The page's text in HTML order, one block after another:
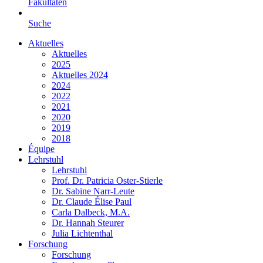
Fakultäten
Suche
Aktuelles
Aktuelles
2025
Aktuelles 2024
2024
2022
2021
2020
2019
2018
Équipe
Lehrstuhl
Lehrstuhl
Prof. Dr. Patricia Oster-Stierle
Dr. Sabine Narr-Leute
Dr. Claude Élise Paul
Carla Dalbeck, M.A.
Dr. Hannah Steurer
Julia Lichtenthal
Forschung
Forschung